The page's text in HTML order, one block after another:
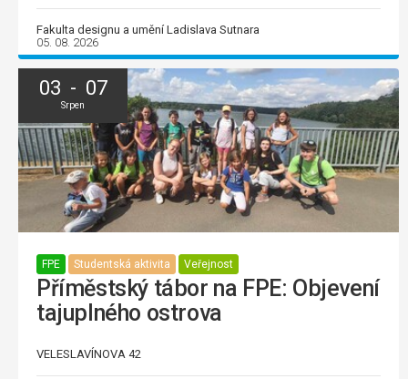
Fakulta designu a umění Ladislava Sutnara
05. 08. 2026
03 - 07
Srpen
FPE Studentská aktivita Veřejnost
Příměstský tábor na FPE: Objevení
tajuplného ostrova
VELESLAVÍNOVA 42